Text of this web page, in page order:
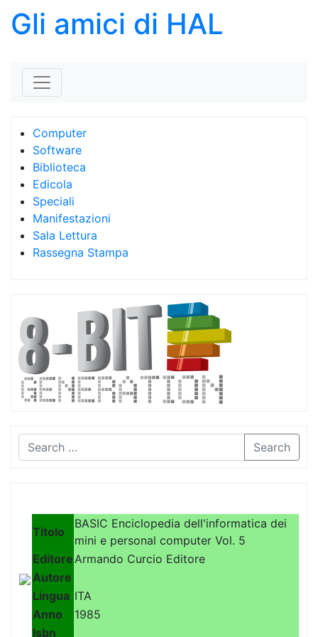
Gli amici di HAL
Computer
Software
Biblioteca
Edicola
Speciali
Manifestazioni
Sala Lettura
Rassegna Stampa
Search
Titolo
BASIC Enciclopedia dell'informatica dei
mini e personal computer Vol. 5
EditoreArmando Curcio Editore
Autore
Lingua ITA
Anno
1985
Isbn